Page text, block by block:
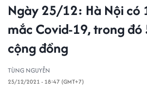
Ngày 25/12: Hà Nội có
mắc Covid-19, trong đó
cộng đồng
TÙNG NGUYỄN
25/12/2021 - 18:47 (GMT+7)